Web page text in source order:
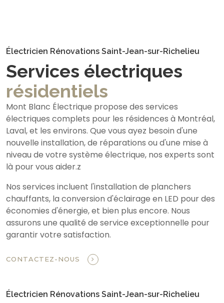
Électricien Rénovations Saint-Jean-sur-Richelieu
Services électriques
résidentiels
Mont Blanc Électrique propose des services
électriques complets pour les résidences à Montréal,
Laval, et les environs. Que vous ayez besoin d'une
nouvelle installation, de réparations ou d'une mise à
niveau de votre système électrique, nos experts sont
là pour vous aider.z
Nos services incluent l'installation de planchers
chauffants, la conversion d'éclairage en LED pour des
économies d'énergie, et bien plus encore. Nous
assurons une qualité de service exceptionnelle pour
garantir votre satisfaction.
CONTACTEZ-NOUS
Électricien Rénovations Saint-Jean-sur-Richelieu